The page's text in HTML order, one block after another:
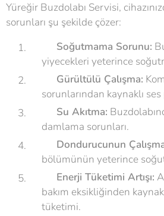
Yüreğir Buzdolabı Servisi,
sorunları şu şekilde çözer:
Soğutmama Sorunu:
yiyecekleri yeterince
Gürültülü Çalışma:
sorunlarından kaynaklı
Su Akıtma:
damlama sorunları.
Dondurucunun
bölümünün yeterince
Enerji Tüketimi Artışı:
bakım eksikliğinden
tüketimi.